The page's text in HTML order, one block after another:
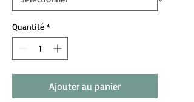
Quantité *
Ajouter au panier